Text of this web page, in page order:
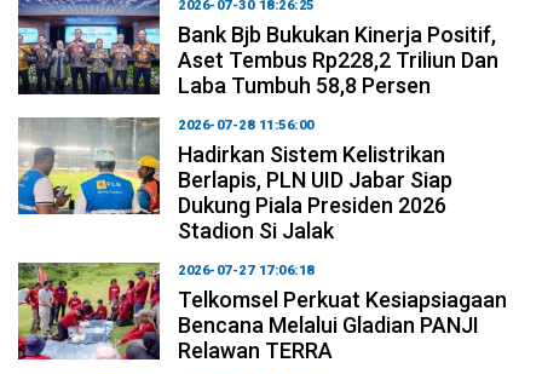
2026-07-30 18:26:25
Bank Bjb Bukukan Kinerja Positif,
Aset Tembus Rp228,2 Triliun Dan
Laba Tumbuh 58,8 Persen
2026-07-28 11:56:00
Hadirkan Sistem Kelistrikan
Berlapis, PLN UID Jabar Siap
Dukung Piala Presiden 2026
Stadion Si Jalak
2026-07-27 17:06:18
Telkomsel Perkuat Kesiapsiagaan
Bencana Melalui Gladian PANJI
Relawan TERRA